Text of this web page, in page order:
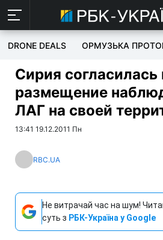
DRONE DEALS ОРМУЗЬКА
Сирия согласилась
размещение
ЛАГ на своей
13:41 19.12.2011 Пн
RBC.UA
Не витрачай час на шум!
суть з РБК-Україна у Google